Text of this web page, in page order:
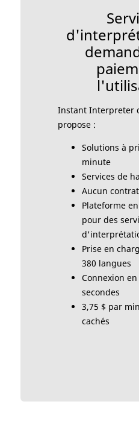
Instant Interpreter
propose :
Solutions à
minute
Services de
Aucun
Plateforme
pour des
Prise en
380 langues
Connexion
secondes
3,75 $ par
cachés